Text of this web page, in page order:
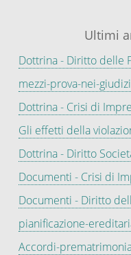
Ultimi
Dottrina - Diritto delle
mezzi-prova-nei-
Dottrina - Crisi di
Gli effetti della
Dottrina - Diritto
Documenti - Crisi di
Documenti - Diritto
pianificazione-
Accordi-